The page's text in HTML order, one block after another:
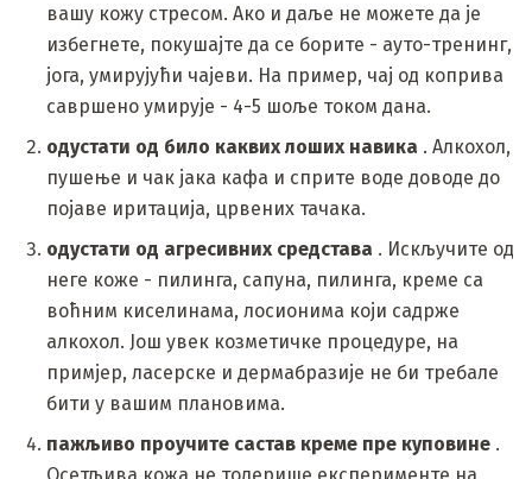
вашу кожу стресом. Ако и даље не можете да је
избегнете, покушајте да се борите - ауто-тренинг,
јога, умирујући чајеви. На пример, чај од коприва
савршено умирује - 4-5 шоље током дана.
одустати од било каквих лоших навика . Алкохол,
пушење и чак јака кафа и сприте воде доводе до
појаве иритација, црвених тачака.
одустати од агресивних средстава . Искључите од
неге коже - пилинга, сапуна, пилинга, креме са
воћним киселинама, лосионима који садрже
алкохол. Још увек козметичке процедуре, на
примјер, ласерске и дермабразије не би требале
бити у вашим плановима.
пажљиво проучите састав креме пре куповине .